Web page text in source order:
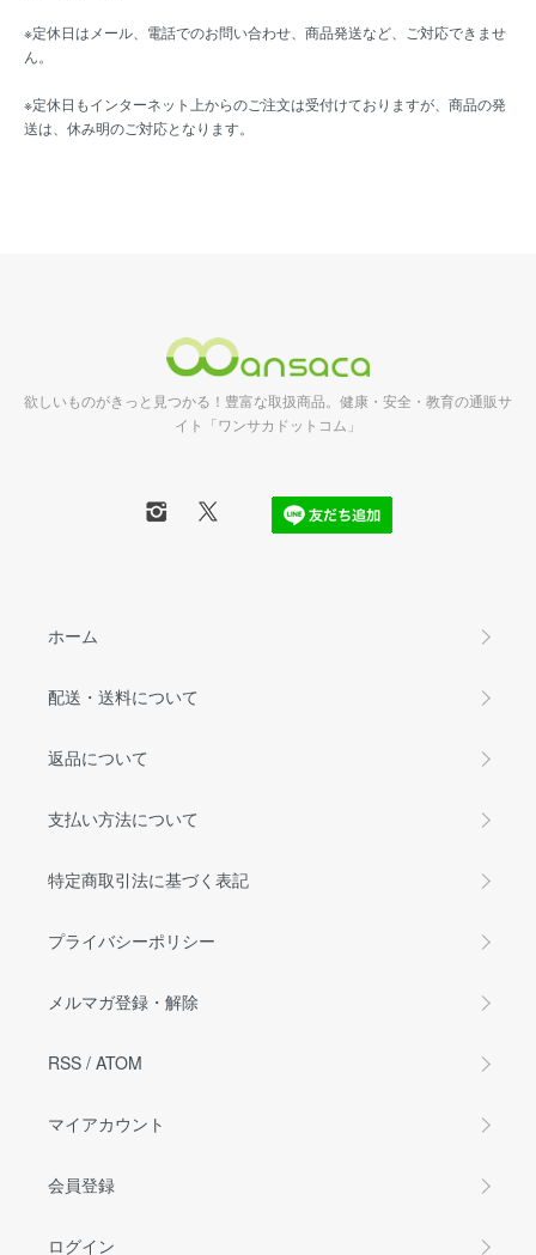
※定休日はメール、電話でのお問い合わせ、商品発送など、ご対応できませ
ん。
※定休日もインターネット上からのご注文は受付けておりますが、商品の発
送は、休み明のご対応となります。
欲しいものがきっと見つかる！豊富な取扱商品。健康・安全・教育の通販サ
イト「ワンサカドットコム」
ホーム
配送・送料について
返品について
支払い方法について
特定商取引法に基づく表記
プライバシーポリシー
メルマガ登録・解除
RSS / ATOM
マイアカウント
会員登録
ログイン